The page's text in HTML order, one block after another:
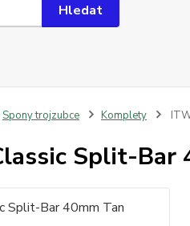
Hledat
Spony trojzubce Komplety
Split-Bar